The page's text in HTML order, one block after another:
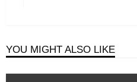
YOU MIGHT ALSO LIKE